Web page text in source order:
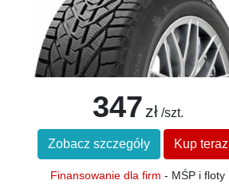
347 zł /szt.
Zobacz szczegóły Kup teraz
Finansowanie dla firm - MŚP i floty